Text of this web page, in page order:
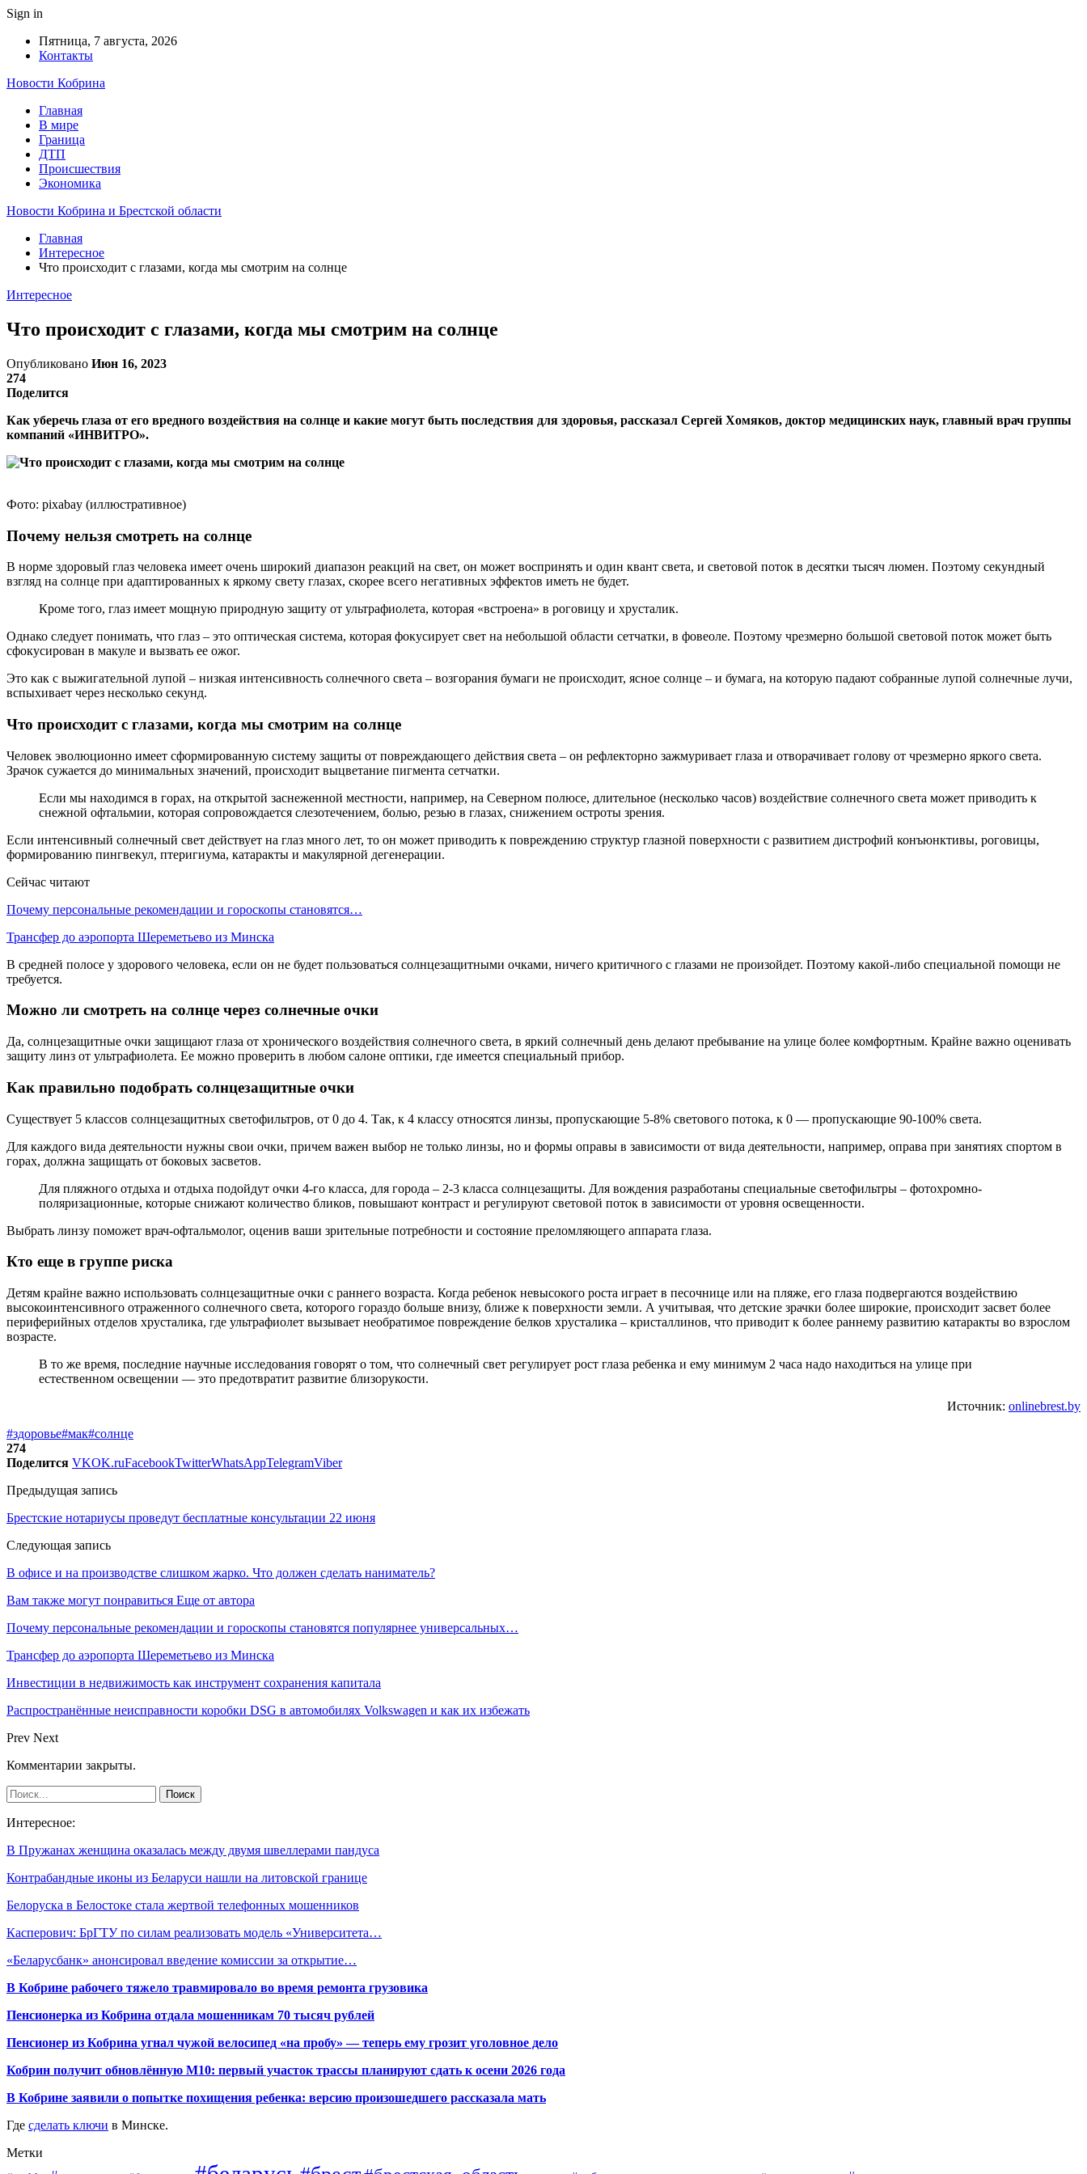
Sign in
Пятница, 7 августа, 2026
Контакты
Новости Кобрина
Главная
В мире
Граница
ДТП
Происшествия
Экономика
Новости Кобрина и Брестской области
Главная
Интересное
Что происходит с глазами, когда мы смотрим на солнце
Интересное
Что происходит с глазами, когда мы смотрим на солнце
Опубликовано Июн 16, 2023
274
Поделится
Как уберечь глаза от его вредного воздействия на солнце и какие могут быть последствия для здоровья, рассказал Сергей Хомяков, доктор медицинских наук, главный врач группы
компаний «ИНВИТРО».
Фото: pixabay (иллюстративное)
Почему нельзя смотреть на солнце
В норме здоровый глаз человека имеет очень широкий диапазон реакций на свет, он может воспринять и один квант света, и световой поток в десятки тысяч люмен. Поэтому секундный
взгляд на солнце при адаптированных к яркому свету глазах, скорее всего негативных эффектов иметь не будет.
Кроме того, глаз имеет мощную природную защиту от ультрафиолета, которая «встроена» в роговицу и хрусталик.
Однако следует понимать, что глаз – это оптическая система, которая фокусирует свет на небольшой области сетчатки, в фовеоле. Поэтому чрезмерно большой световой поток может быть
сфокусирован в макуле и вызвать ее ожог.
Это как с выжигательной лупой – низкая интенсивность солнечного света – возгорания бумаги не происходит, ясное солнце – и бумага, на которую падают собранные лупой солнечные лучи,
вспыхивает через несколько секунд.
Что происходит с глазами, когда мы смотрим на солнце
Человек эволюционно имеет сформированную систему защиты от повреждающего действия света – он рефлекторно зажмуривает глаза и отворачивает голову от чрезмерно яркого света.
Зрачок сужается до минимальных значений, происходит выцветание пигмента сетчатки.
Если мы находимся в горах, на открытой заснеженной местности, например, на Северном полюсе, длительное (несколько часов) воздействие солнечного света может приводить к
снежной офтальмии, которая сопровождается слезотечением, болью, резью в глазах, снижением остроты зрения.
Если интенсивный солнечный свет действует на глаз много лет, то он может приводить к повреждению структур глазной поверхности с развитием дистрофий конъюнктивы, роговицы,
формированию пингвекул, птеригиума, катаракты и макулярной дегенерации.
Сейчас читают
Почему персональные рекомендации и гороскопы становятся…
Трансфер до аэропорта Шереметьево из Минска
В средней полосе у здорового человека, если он не будет пользоваться солнцезащитными очками, ничего критичного с глазами не произойдет. Поэтому какой-либо специальной помощи не
требуется.
Можно ли смотреть на солнце через солнечные очки
Да, солнцезащитные очки защищают глаза от хронического воздействия солнечного света, в яркий солнечный день делают пребывание на улице более комфортным. Крайне важно оценивать
защиту линз от ультрафиолета. Ее можно проверить в любом салоне оптики, где имеется специальный прибор.
Как правильно подобрать солнцезащитные очки
Существует 5 классов солнцезащитных светофильтров, от 0 до 4. Так, к 4 классу относятся линзы, пропускающие 5-8% светового потока, к 0 — пропускающие 90-100% света.
Для каждого вида деятельности нужны свои очки, причем важен выбор не только линзы, но и формы оправы в зависимости от вида деятельности, например, оправа при занятиях спортом в
горах, должна защищать от боковых засветов.
Для пляжного отдыха и отдыха подойдут очки 4-го класса, для города – 2-3 класса солнцезащиты. Для вождения разработаны специальные светофильтры – фотохромно-
поляризационные, которые снижают количество бликов, повышают контраст и регулируют световой поток в зависимости от уровня освещенности.
Выбрать линзу поможет врач-офтальмолог, оценив ваши зрительные потребности и состояние преломляющего аппарата глаза.
Кто еще в группе риска
Детям крайне важно использовать солнцезащитные очки с раннего возраста. Когда ребенок невысокого роста играет в песочнице или на пляже, его глаза подвергаются воздействию
высокоинтенсивного отраженного солнечного света, которого гораздо больше внизу, ближе к поверхности земли. А учитывая, что детские зрачки более широкие, происходит засвет более
периферийных отделов хрусталика, где ультрафиолет вызывает необратимое повреждение белков хрусталика – кристаллинов, что приводит к более раннему развитию катаракты во взрослом
возрасте.
В то же время, последние научные исследования говорят о том, что солнечный свет регулирует рост глаза ребенка и ему минимум 2 часа надо находиться на улице при
естественном освещении — это предотвратит развитие близорукости.
Источник: onlinebrest.by
#здоровье#мак#солнце
274
Поделится VKOK.ruFacebookTwitterWhatsAppTelegramViber
Предыдущая запись
Брестские нотариусы проведут бесплатные консультации 22 июня
Следующая запись
В офисе и на производстве слишком жарко. Что должен сделать наниматель?
Вам также могут понравиться Еще от автора
Почему персональные рекомендации и гороскопы становятся популярнее универсальных…
Трансфер до аэропорта Шереметьево из Минска
Инвестиции в недвижимость как инструмент сохранения капитала
Распространённые неисправности коробки DSG в автомобилях Volkswagen и как их избежать
Prev Next
Комментарии закрыты.
Интересное:
В Пружанах женщина оказалась между двумя швеллерами пандуса
Контрабандные иконы из Беларуси нашли на литовской границе
Белоруска в Белостоке стала жертвой телефонных мошенников
Касперович: БрГТУ по силам реализовать модель «Университета…
«Беларусбанк» анонсировал введение комиссии за открытие…
В Кобрине рабочего тяжело травмировало во время ремонта грузовика
Пенсионерка из Кобрина отдала мошенникам 70 тысяч рублей
Пенсионер из Кобрина угнал чужой велосипед «на пробу» — теперь ему грозит уголовное дело
Кобрин получит обновлённую М10: первый участок трассы планируют сдать к осени 2026 года
В Кобрине заявили о попытке похищения ребенка: версию произошедшего рассказала мать
Где сделать ключи в Минске.
Метки